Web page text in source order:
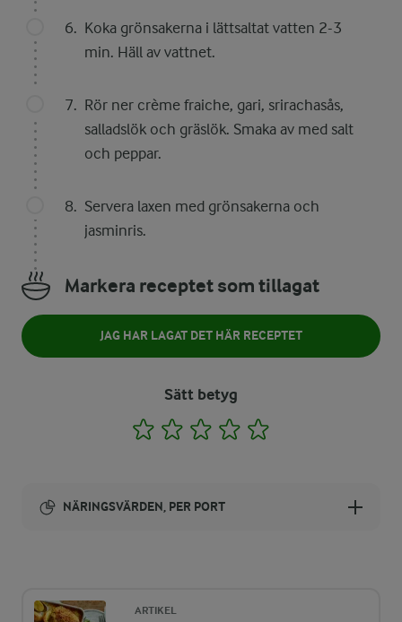
Koka grönsakerna i lättsaltat vatten 2-3
min. Häll av vattnet.
Rör ner crème fraiche, gari, srirachasås,
salladslök och gräslök. Smaka av med salt
och peppar.
Servera laxen med grönsakerna och
jasminris.
Markera receptet som tillagat
JAG HAR LAGAT DET HÄR RECEPTET
Sätt betyg
1 2 3 4
NÄRINGSVÄRDEN, PER PORT
ARTIKEL